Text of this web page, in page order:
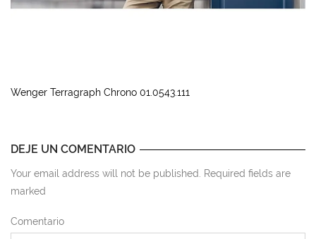
Wenger Terragraph Chrono 01.0543.111
DEJE UN COMENTARIO
Your email address will not be published. Required fields are
marked
Comentario